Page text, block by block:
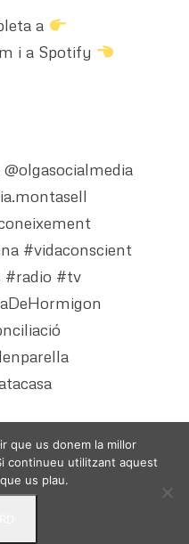
a
i a Spotify
#vidaconscient
#radio #tv
que us donem la millor
continueu utilitzant aquest
us plau.